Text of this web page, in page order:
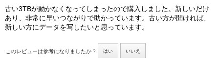
古い3TBが動かなくなってしまったので購入しました。新しいだけ
あり、非常に早いつながりで助かっています。古い方が開ければ、
新しい方にデータを写したいと思っています。
このレビューは参考になりましたか？ はい いいえ